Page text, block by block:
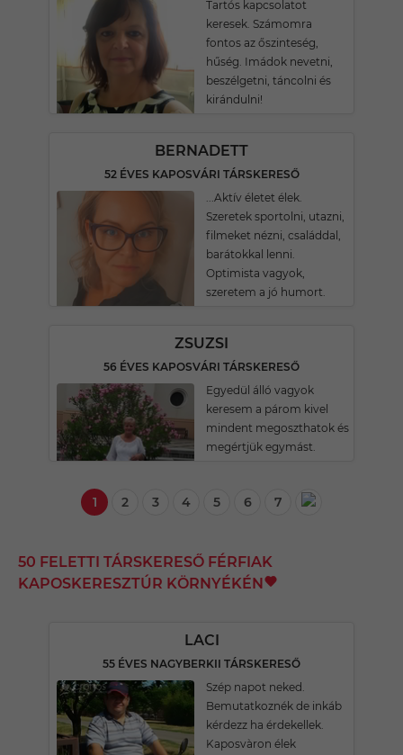
Tartós kapcsolatot
keresek. Számomra
fontos az őszinteség,
hűség. Imádok nevetni,
beszélgetni, táncolni és
kirándulni!
BERNADETT
52 ÉVES KAPOSVÁRI TÁRSKERESŐ
...Aktív életet élek.
Szeretek sportolni, utazni,
filmeket nézni, családdal,
barátokkal lenni.
Optimista vagyok,
szeretem a jó humort.
ZSUZSI
56 ÉVES KAPOSVÁRI TÁRSKERESŐ
Egyedül álló vagyok
keresem a párom kivel
mindent megoszthatok és
megértjük egymást.
1 2 3 4 5 6 7
50 FELETTI TÁRSKERESŐ FÉRFIAK
KAPOSKERESZTÚR KÖRNYÉKÉN
LACI
55 ÉVES NAGYBERKII TÁRSKERESŐ
Szép napot neked.
Bemutatkoznék de inkáb
kérdezz ha érdekellek.
Kaposvàron élek